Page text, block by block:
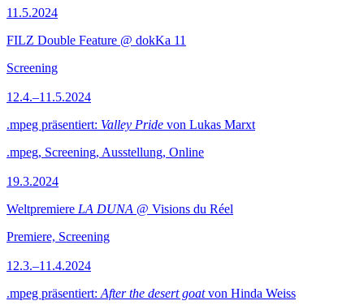
11.5.2024
FILZ Double Feature @ dokKa 11
Screening
12.4.–11.5.2024
.mpeg präsentiert: Valley Pride von Lukas Marxt
.mpeg, Screening, Ausstellung, Online
19.3.2024
Weltpremiere LA DUNA @ Visions du Réel
Premiere, Screening
12.3.–11.4.2024
.mpeg präsentiert: After the desert goatvon Hinda Weiss